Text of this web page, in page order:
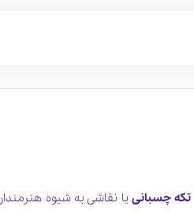
تکه چسبانییا نقاشی به شیوه